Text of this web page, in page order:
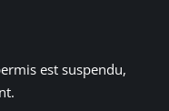
est suspendu,